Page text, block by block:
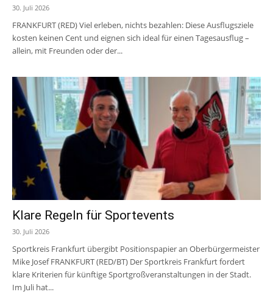
30. Juli 2026
FRANKFURT (RED) Viel erleben, nichts bezahlen: Diese Ausflugsziele
kosten keinen Cent und eignen sich ideal für einen Tagesausflug –
allein, mit Freunden oder der...
Klare Regeln für Sportevents
30. Juli 2026
Sportkreis Frankfurt übergibt Positionspapier an Oberbürgermeister
Mike Josef FRANKFURT (RED/BT) Der Sportkreis Frankfurt fordert
klare Kriterien für künftige Sportgroßveranstaltungen in der Stadt.
Im Juli hat...